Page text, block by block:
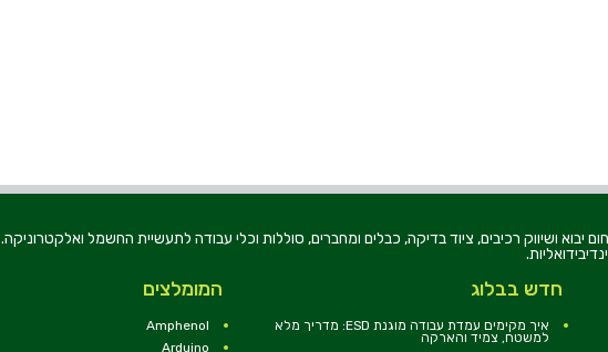
בשנת 1979, הינה מובילה ארצית בתחום יבוא ושיווק רכיבים, ציוד בדיקה, כבלים ומחברים, סוללות וכלי עבודה לתעשיית החשמל ואלקטרוניקה.
המומלצים
Amphenol
Arduino
חדש בבלוג
איך מקימים עמדת עבודה מוגנת ESD: מדריך מלא
למשטח, צמיד והארקה